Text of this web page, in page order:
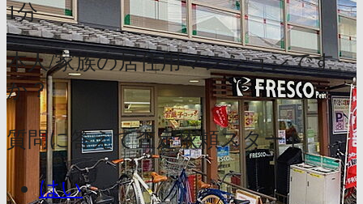
1分
本人/家族の居住用マンションです
か？
質問に答えて査定依頼スタート
はい